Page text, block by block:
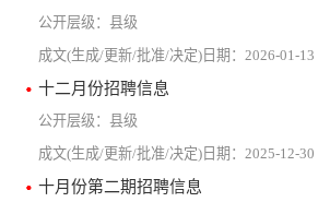
县级
2026-01-13
十二月份招聘信息
县级
2025-12-30
十月份第二期招聘信息